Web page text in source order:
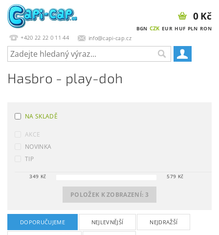
+420 22 22 0 11 44 info@capi-cap.cz
BGN CZK EUR HUF PLN RON
0 Kč
Hasbro - play-doh
NA SKLADĚ
AKCE
NOVINKA
TIP
349 Kč 579 Kč
POLOŽEK K ZOBRAZENÍ: 3
DOPORUČUJEME NEJLEVNĚJŠÍ NEJDRAŽŠÍ